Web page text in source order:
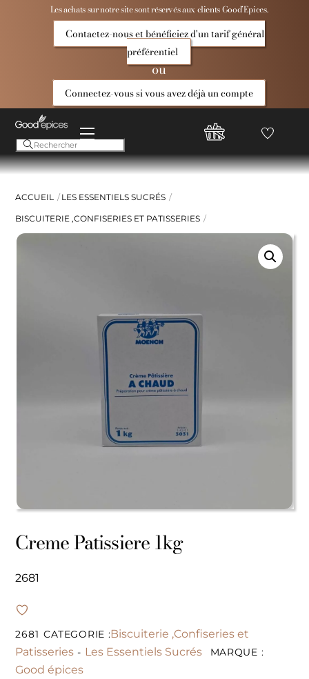
Les achats sur notre site sont réservés aux clients Good’Epices.
Contactez-nous et bénéficiez d'un tarif général
préférentiel
ou
Connectez-vous si vous avez déjà un compte
Menu
Compte
Good
Favoris
ACCUEIL LES ESSENTIELS SUCRÉS
BISCUITERIE ,CONFISERIES ET PATISSERIES
Creme Patissiere 1kg
2681
2681 CATEGORIE :Biscuiterie ,Confiseries et
Patisseries - Les Essentiels Sucrés MARQUE :
Good épices